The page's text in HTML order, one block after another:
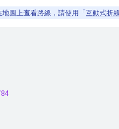
圖上查看路線，請使用「 互動式折